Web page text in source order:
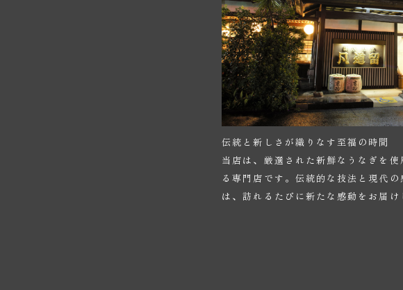
伝統と新しさが織りなす至福の時間
当店は、厳選された新鮮なうなぎを
る専門店です。伝統的な技法と現代
は、訪れるたびに新たな感動をお届け